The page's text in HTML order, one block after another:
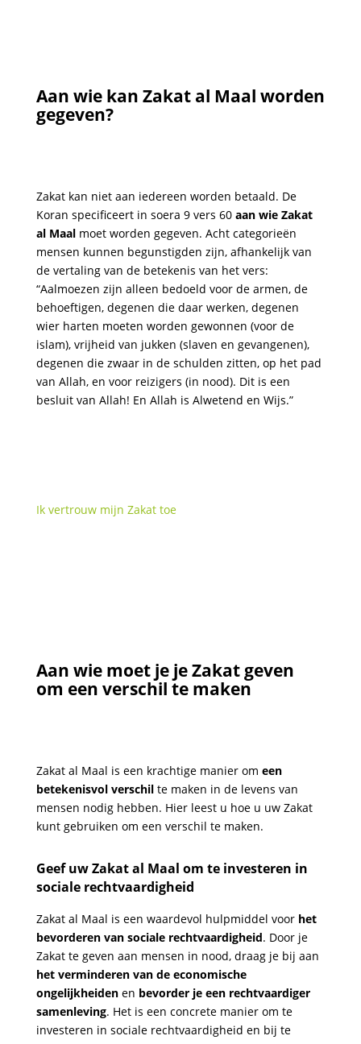
Aan wie kan Zakat al Maal worden
gegeven?
Zakat kan niet aan iedereen worden betaald. De
Koran specificeert in soera 9 vers 60 aan wie Zakat
al Maalmoet worden gegeven. Acht categorieën
mensen kunnen begunstigden zijn, afhankelijk van
de vertaling van de betekenis van het vers:
“Aalmoezen zijn alleen bedoeld voor de armen, de
behoeftigen, degenen die daar werken, degenen
wier harten moeten worden gewonnen (voor de
islam), vrijheid van jukken (slaven en gevangenen),
degenen die zwaar in de schulden zitten, op het pad
van Allah, en voor reizigers (in nood). Dit is een
besluit van Allah! En Allah is Alwetend en Wijs.”
Ik vertrouw mijn Zakat toe
Aan wie moet je je Zakat geven
om een ​​verschil te maken
Zakat al Maal is een krachtige manier om een ​​
betekenisvol verschilte maken in de levens van
mensen nodig hebben. Hier leest u hoe u uw Zakat
kunt gebruiken om een ​​verschil te maken.
Geef uw Zakat al Maal om te investeren in
sociale rechtvaardigheid
Zakat al Maal is een waardevol hulpmiddel voor het
bevorderen van sociale rechtvaardigheid. Door je
Zakat te geven aan mensen in nood, draag je bij aan
het verminderen van de economische
ongelijkheidenen bevorder je een rechtvaardiger
samenleving. Het is een concrete manier om te
investeren in sociale rechtvaardigheid en bij te